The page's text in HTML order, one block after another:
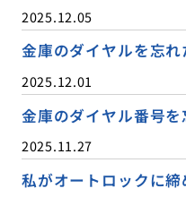
2025.12.05
金庫のダイヤルを忘
2025.12.01
金庫のダイヤル番号
2025.11.27
私がオートロックに締